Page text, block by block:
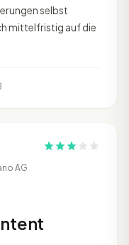
selbst
mittelfristig auf die
AG